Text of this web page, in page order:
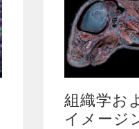
組織学お
イメージ